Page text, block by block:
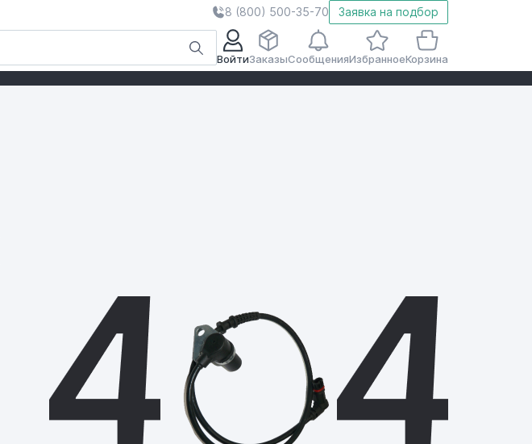
8 (800) 500-35-70 Заявка на подбор
ВойтиЗаказыСообщенияИзбранноеКорзина